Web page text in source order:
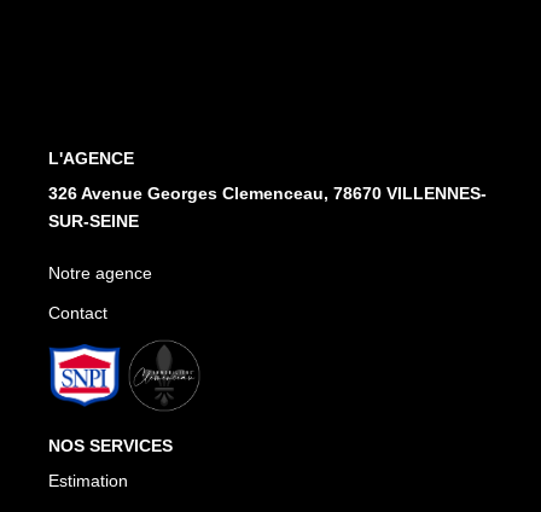
L'AGENCE
326 Avenue Georges Clemenceau, 78670 VILLENNES-
SUR-SEINE
Notre agence
Contact
NOS SERVICES
Estimation